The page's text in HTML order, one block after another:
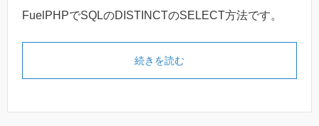
FuelPHPでSQLのDISTINCTのSELECT方法です。
続きを読む